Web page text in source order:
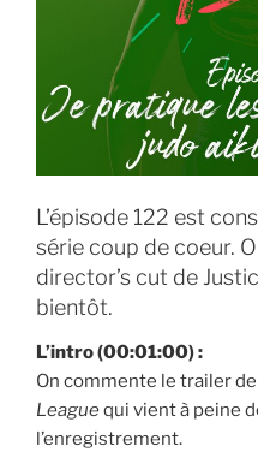
L’épisode 122 est
série coup de coeur.
director’s cut de
bientôt.
L’intro (00:01:00) :
On commente le trailer de
Leaguequi vient à peine
l’enregistrement.